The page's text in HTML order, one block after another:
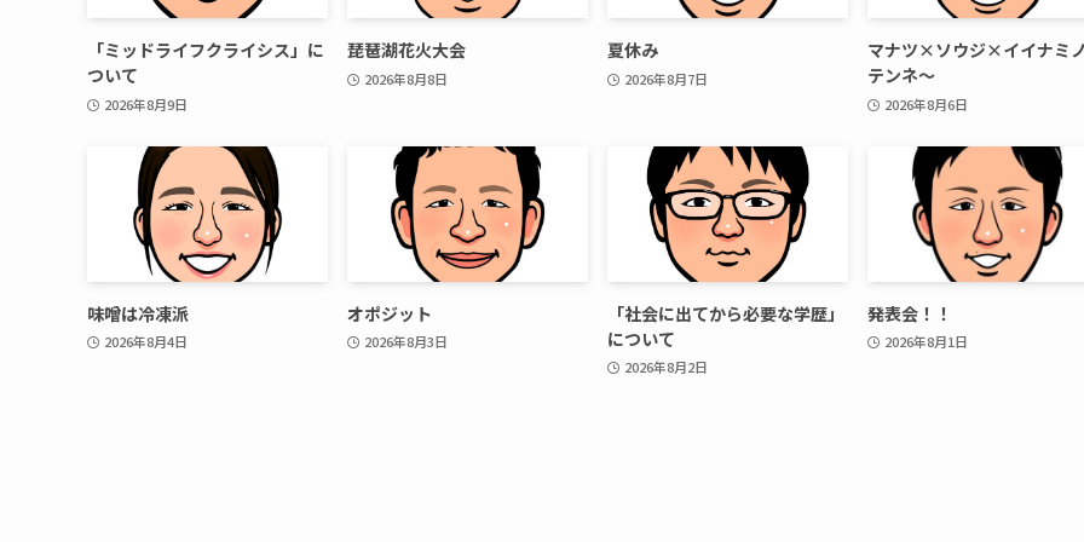
「ミッドライフクライシス」に
ついて
2026年8月9日
琵琶湖花火大会
2026年8月8日
夏休み
2026年8月7日
マナツ×ソウジ×イイナミ
テンネ～
2026年8月6日
味噌は冷凍派
2026年8月4日
オポジット
2026年8月3日
「社会に出てから必要な学歴」
について
2026年8月2日
発表会！！
2026年8月1日